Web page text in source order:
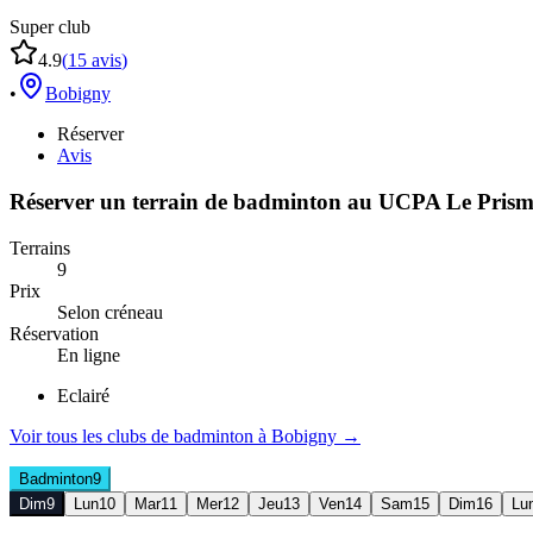
Super club
4.9(15 avis)
•
Bobigny
Réserver
Avis
Réserver un terrain de badminton au UCPA Le
Terrains
9
Prix
Selon créneau
Réservation
En ligne
Eclairé
Voir tous les clubs de badminton à Bobigny →
Badminton9
Dim9 Lun10 Mar11 Mer12 Jeu13 Ven14 Sam15 Dim16